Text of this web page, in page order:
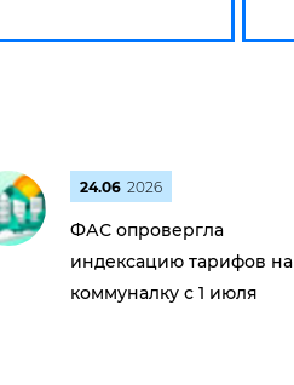
24.06 2026
ФАС опровергла
индексацию тарифов на
коммуналку с 1 июля